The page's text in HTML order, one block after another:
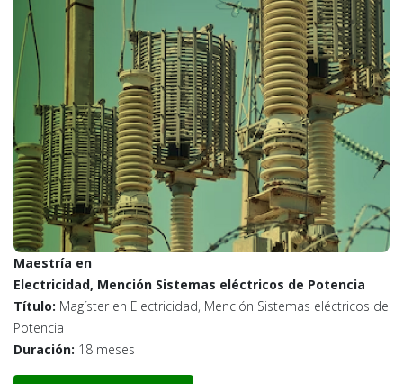
Maestría en
Electricidad, Mención Sistemas eléctricos de Potencia
Título: Magíster en Electricidad, Mención Sistemas eléctricos de
Potencia
Duración: 18 meses